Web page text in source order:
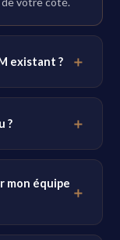
existant ?
?
mon équipe